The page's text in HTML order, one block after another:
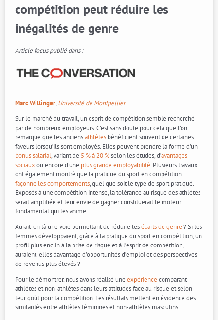
compétition peut réduire les
inégalités de genre
Article focus publié dans :
Marc Willinger, Université de Montpellier
Sur le marché du travail, un esprit de compétition semble recherché
par de nombreux employeurs. C’est sans doute pour cela que l’on
remarque que les anciensathlètes bénéficient souvent de certaines
faveurs lorsqu’ils sont employés. Elles peuvent prendre la forme d’un
bonus salarial, variant de 5 % à 20 %selon les études, d’avantages
sociaux ou encore d’une plus grande employabilité. Plusieurs travaux
ont également montré que la pratique du sport en compétition
façonne les comportements, quel que soit le type de sport pratiqué.
Exposés à une compétition intense, la tolérance au risque des athlètes
serait amplifiée et leur envie de gagner constituerait le moteur
fondamental qui les anime.
Aurait-on là une voie permettant de réduire lesécarts de genre ? Si les
femmes développaient, grâce à la pratique du sport en compétition, un
profil plus enclin à la prise de risque et à l’esprit de compétition,
auraient-elles davantage d’opportunités d’emploi et des perspectives
de revenus plus élevés ?
Pour le démontrer, nous avons réalisé uneexpérience comparant
athlètes et non-athlètes dans leurs attitudes face au risque et selon
leur goût pour la compétition. Les résultats mettent en évidence des
similarités entre athlètes féminines et non-athlètes masculins.